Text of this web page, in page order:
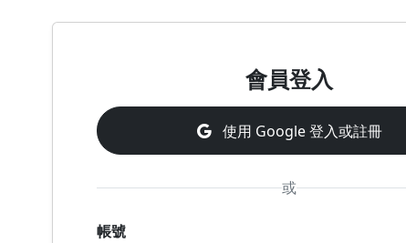
會員登入
使用 Google 登入或註冊
或
帳號